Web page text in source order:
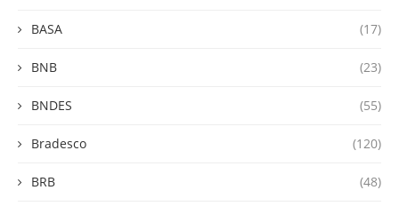
BASA (17)
BNB (23)
BNDES (55)
Bradesco (120)
BRB (48)